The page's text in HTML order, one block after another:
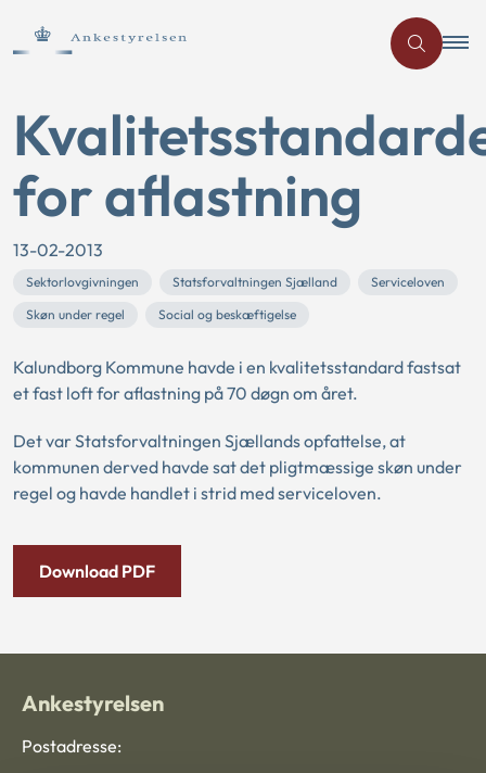
for aflastning
13-02-2013
Sektorlovgivningen Statsforvaltningen Sjælland
Serviceloven
Skøn under regel
Social og beskæftigelse
Kalundborg Kommune havde i en kvalitetsstandard fastsat
et fast loft for aflastning på 70 døgn om året.
Det var Statsforvaltningen Sjællands opfattelse, at
kommunen derved havde sat det pligtmæssige skøn under
regel og havde handlet i strid med serviceloven.
Download PDF
Ankestyrelsen
Postadresse: